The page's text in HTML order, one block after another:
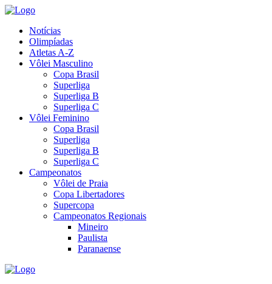
Notícias
Olimpíadas
Atletas A-Z
Vôlei Masculino
Copa Brasil
Superliga
Superliga B
Superliga C
Vôlei Feminino
Copa Brasil
Superliga
Superliga B
Superliga C
Campeonatos
Vôlei de Praia
Copa Libertadores
Supercopa
Campeonatos Regionais
Mineiro
Paulista
Paranaense